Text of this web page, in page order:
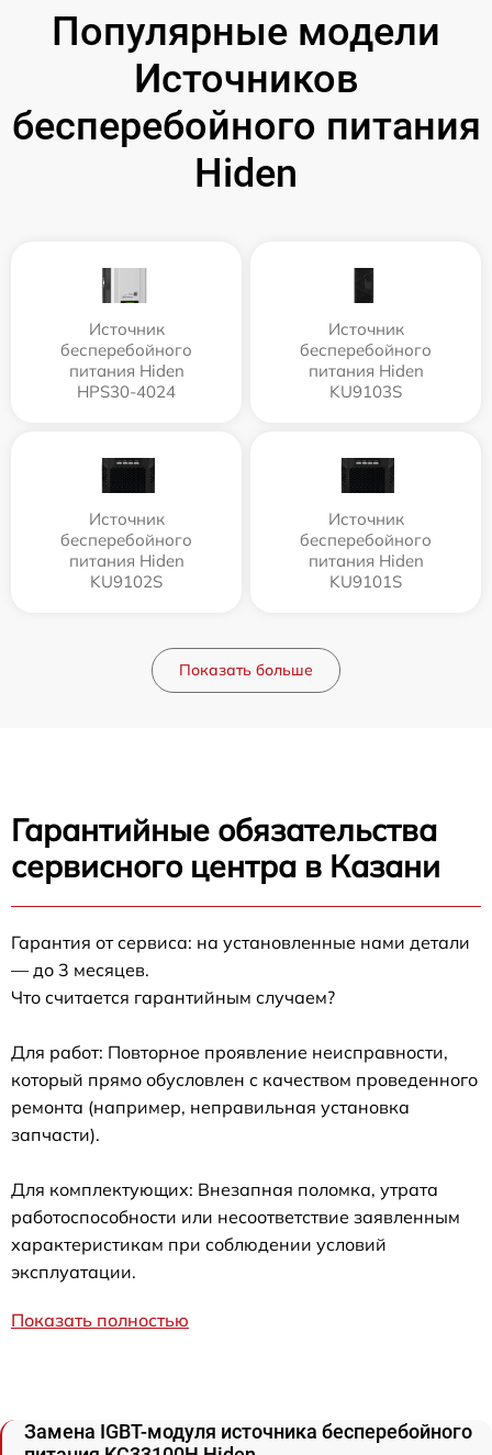
Популярные модели
Источников
бесперебойного питания
Hiden
Источник
бесперебойного
питания Hiden
HPS30-4024
Источник
бесперебойного
питания Hiden
KU9103S
Источник
бесперебойного
питания Hiden
KU9102S
Источник
бесперебойного
питания Hiden
KU9101S
Показать больше
Гарантийные обязательства
сервисного центра в Казани
Гарантия от сервиса: на установленные нами детали
— до 3 месяцев.
Что считается гарантийным случаем?
Для работ: Повторное проявление неисправности,
который прямо обусловлен с качеством проведенного
ремонта (например, неправильная установка
запчасти).
Для комплектующих: Внезапная поломка, утрата
работоспособности или несоответствие заявленным
характеристикам при соблюдении условий
эксплуатации.
Показать полностью
Замена IGBT-модуля источника бесперебойного